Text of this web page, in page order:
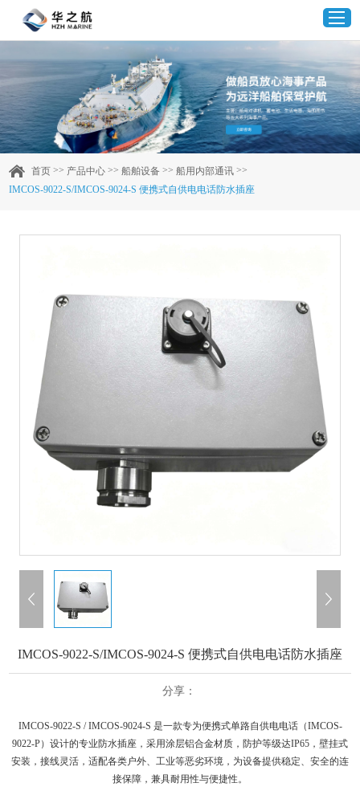
首页
产品中心
企业实力
客户案例
联系我们
首页 >> 产品中心 >>船舶设备 >>船用内部通讯 >>
IMCOS-9022-S/IMCOS-9024-S 便携式自供电电话防水插座
IMCOS-9022-S/IMCOS-9024-S 便携式自供电电话防水插座
分享：
IMCOS-9022-S / IMCOS-9024-S 是一款专为便携式单路自供电电话（IMCOS-
9022-P）设计的专业防水插座，采用涂层铝合金材质，防护等级达IP65，壁挂式
安装，接线灵活，适配各类户外、工业等恶劣环境，为设备提供稳定、安全的连
接保障，兼具耐用性与便捷性。